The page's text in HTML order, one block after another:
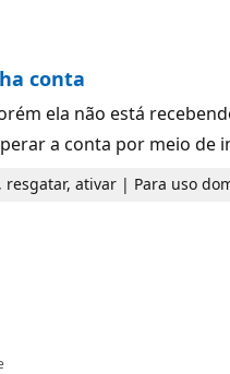
conta
ela não está
a conta por meio
ativar | Para uso